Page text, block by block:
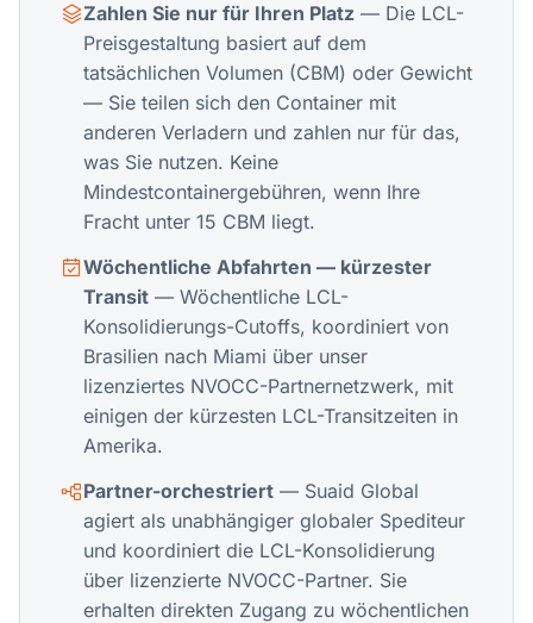
Zahlen Sie nur für Ihren Platz — Die LCL-
Preisgestaltung basiert auf dem
tatsächlichen Volumen (CBM) oder Gewicht
— Sie teilen sich den Container mit
anderen Verladern und zahlen nur für das,
was Sie nutzen. Keine
Mindestcontainergebühren, wenn Ihre
Fracht unter 15 CBM liegt.
Wöchentliche Abfahrten — kürzester
Transit — Wöchentliche LCL-
Konsolidierungs-Cutoffs, koordiniert von
Brasilien nach Miami über unser
lizenziertes NVOCC-Partnernetzwerk, mit
einigen der kürzesten LCL-Transitzeiten in
Amerika.
Partner-orchestriert — Suaid Global
agiert als unabhängiger globaler Spediteur
und koordiniert die LCL-Konsolidierung
über lizenzierte NVOCC-Partner. Sie
erhalten direkten Zugang zu wöchentlichen